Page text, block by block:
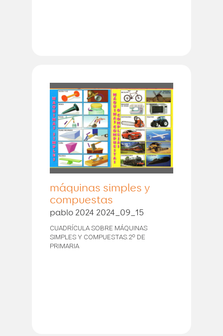
máquinas simples y
compuestas
pablo 2024 2024_09_15
CUADRÍCULA SOBRE MÁQUINAS
SIMPLES Y COMPUESTAS.2º DE
PRIMARIA